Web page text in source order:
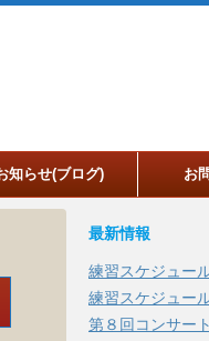
知らせ(ブログ) お
最新情報
練習スケジュー
練習スケジュー
第８回コンサー